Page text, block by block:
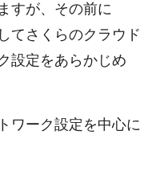
すが、その前に
てさくらのクラウド
設定をあらかじめ
ワーク設定を中心に